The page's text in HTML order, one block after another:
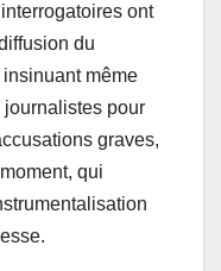
ont
du
même
pour
graves,
qui